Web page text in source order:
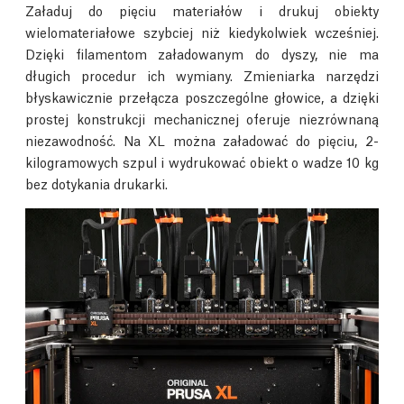
Załaduj do pięciu materiałów i drukuj obiekty
wielomateriałowe szybciej niż kiedykolwiek wcześniej.
Dzięki filamentom załadowanym do dyszy, nie ma
długich procedur ich wymiany. Zmieniarka narzędzi
błyskawicznie przełącza poszczególne głowice, a dzięki
prostej konstrukcji mechanicznej oferuje niezrównaną
niezawodność. Na XL można załadować do pięciu, 2-
kilogramowych szpul i wydrukować obiekt o wadze 10 kg
bez dotykania drukarki.